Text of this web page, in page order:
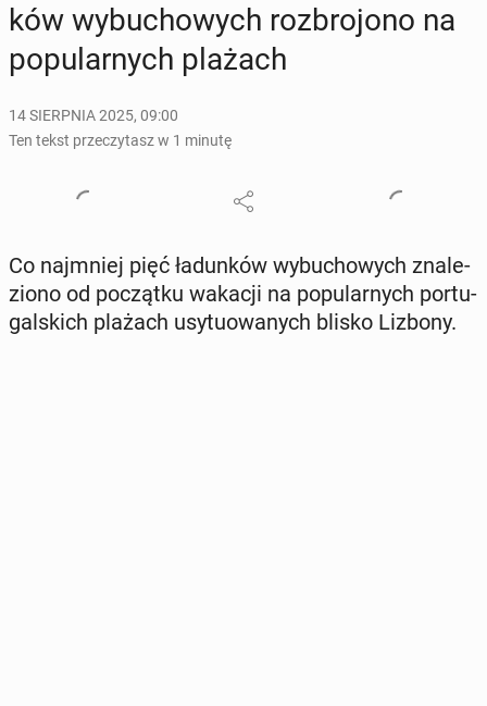
ków wy­bu­cho­wych roz­bro­jo­no na
po­pu­lar­nych plażach
14 SIERPNIA 2025, 09:00
Ten tekst przeczytasz w 1 minutę
Co naj­mniej pięć ła­dun­ków wy­bu­cho­wych zna­le­
zio­no od po­cząt­ku wakacji na po­pu­lar­nych por­tu­
gal­skich plażach usy­tu­owa­nych blisko Lizbony.